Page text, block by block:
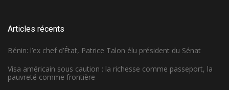
Articles récents
Bénin: l’ex chef d’État, Patrice Talon élu président du Sénat
Visa américain sous caution : la richesse comme passeport, la
pauvreté comme frontière